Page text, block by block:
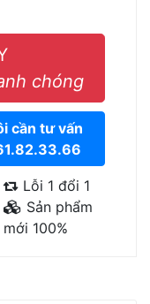
chóng
cần tư vấn
Lỗi 1 đổi 1
Sản phẩm
mới 100%